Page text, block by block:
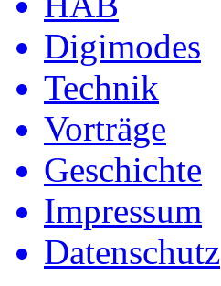
Digimodes
Technik
Vorträge
Geschichte
Impressum
Datenschutz